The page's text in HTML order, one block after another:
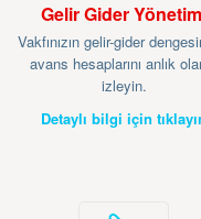
Gelir Gider
Vakfınızın gelir-gider
avans hesaplarını anlık
izleyin.
Detaylı bilgi için